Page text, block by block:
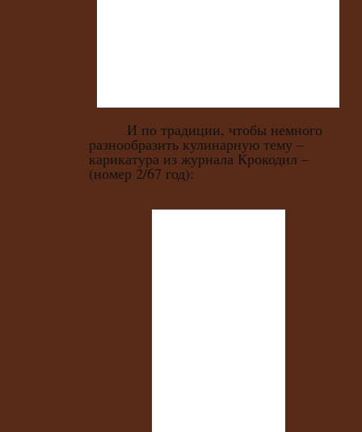
И по традиции, чтобы немного
разнообразить кулинарную тему –
карикатура из журнала Крокодил –
(номер 2/67 год):